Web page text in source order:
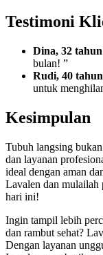
Testimoni
Dina, 32
bulan! ”
Rudi, 40
untuk
Kesimpulan
Tubuh langsing
dan layanan
ideal dengan aman
Lavalen dan mulailah
hari ini!
Ingin tampil lebih
dan rambut sehat?
Dengan layanan